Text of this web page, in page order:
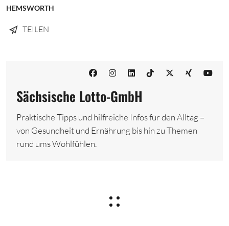
HEMSWORTH
TEILEN
Sächsische Lotto-GmbH
Praktische Tipps und hilfreiche Infos für den Alltag –
von Gesundheit und Ernährung bis hin zu Themen
rund ums Wohlfühlen.